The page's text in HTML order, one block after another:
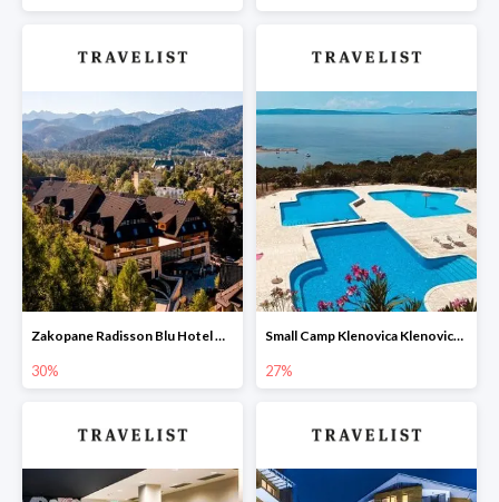
Zakopane Radisson Blu Hotel & Residences Zakopane w Travelist -30%
30%
Small Camp Klenovica Klenovica Chorwacja w Travelist -27%
27%